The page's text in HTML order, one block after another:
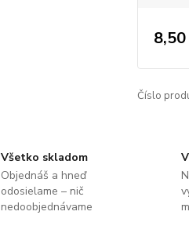
8,50
Číslo
Všetko skladom
Objednáš a hneď
odosielame – nič
nedoobjednávame